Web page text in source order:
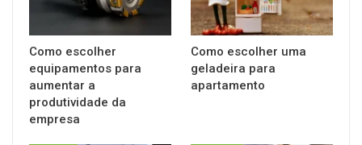
Como escolher
equipamentos para
aumentar a
produtividade da
empresa
Como escolher uma
geladeira para
apartamento